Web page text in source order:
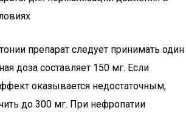
препарат следует принимать один
доза составляет 150 мг. Если
оказывается недостаточным,
до 300 мг. При нефропатии